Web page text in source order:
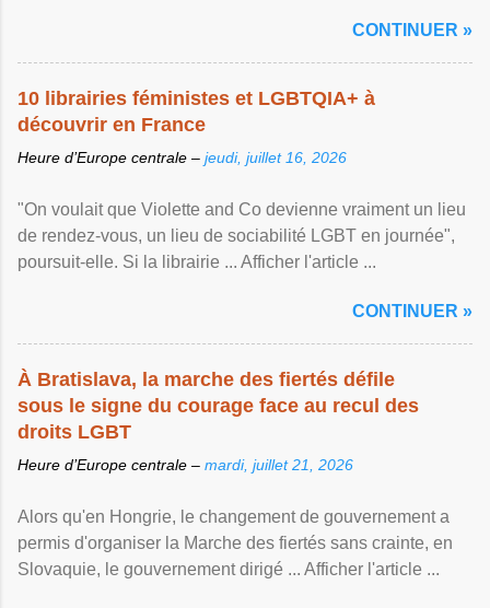
CONTINUER »
10 librairies féministes et LGBTQIA+ à
découvrir en France
Heure d’Europe centrale – jeudi, juillet 16, 2026
"On voulait que Violette and Co devienne vraiment un lieu
de rendez-vous, un lieu de sociabilité LGBT en journée",
poursuit-elle. Si la librairie ... Afficher l'article ...
CONTINUER »
À Bratislava, la marche des fiertés défile
sous le signe du courage face au recul des
droits LGBT
Heure d’Europe centrale – mardi, juillet 21, 2026
Alors qu'en Hongrie, le changement de gouvernement a
permis d'organiser la Marche des fiertés sans crainte, en
Slovaquie, le gouvernement dirigé ... Afficher l'article ...